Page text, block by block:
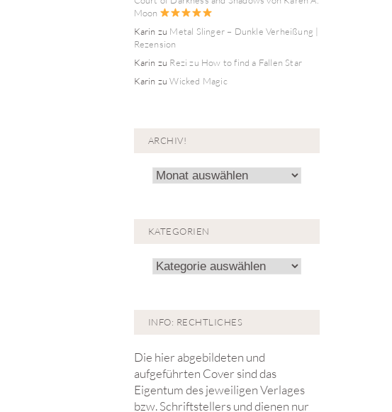
Moon
Karin zu Metal Slinger – Dunkle Verheißung |
Rezension
Karin zu Rezi zu How to find a Fallen Star
Karin zuWicked Magic
ARCHIV!
Archiv!
KATEGORIEN
Kategorien
INFO: RECHTLICHES
Die hier abgebildeten und
aufgeführten Cover sind das
Eigentum des jeweiligen Verlages
bzw. Schriftstellers und dienen nur